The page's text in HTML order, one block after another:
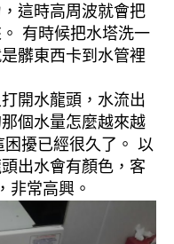
這時高周波就會把
有時候把水塔洗一
髒東西卡到水管裡
開水龍頭，水流出
個水量怎麼越來越
擾已經很久了。 以
出水會有顏色，客
非常高興。